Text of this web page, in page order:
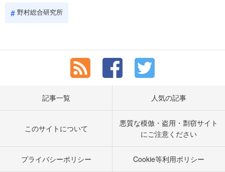
野村総合研究所
記事一覧 人気の記事
このサイトについて
悪質な模倣・盗用・剽窃サイト
にご注意ください
プライバシーポリシー Cookie等利用ポリシー